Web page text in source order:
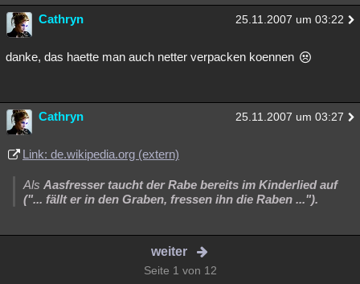
Cathryn 25.11.2007 um 03:22
danke, das haette man auch netter verpacken koennen
Cathryn 25.11.2007 um 03:27
Link: de.wikipedia.org (extern)
Als Aasfresser taucht der Rabe bereits im Kinderlied auf
("... fällt er in den Graben, fressen ihn die Raben ...").
weiter
Seite 1 von 12